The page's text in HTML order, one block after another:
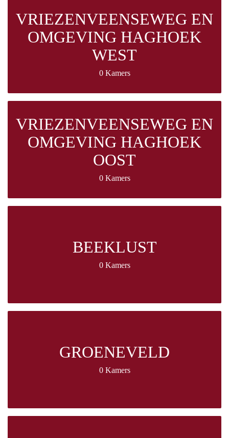
VRIEZENVEENSEWEG EN
OMGEVING HAGHOEK
WEST
0 Kamers
VRIEZENVEENSEWEG EN
OMGEVING HAGHOEK
OOST
0 Kamers
BEEKLUST
0 Kamers
GROENEVELD
0 Kamers